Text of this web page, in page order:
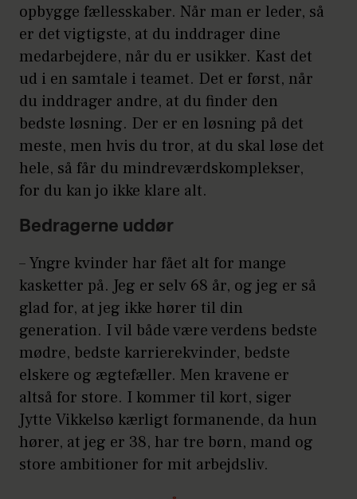
opbygge fællesskaber. Når man er leder, så
er det vigtigste, at du inddrager dine
medarbejdere, når du er usikker. Kast det
ud i en samtale i teamet. Det er først, når
du inddrager andre, at du finder den
bedste løsning. Der er en løsning på det
meste, men hvis du tror, at du skal løse det
hele, så får du mindreværdskomplekser,
for du kan jo ikke klare alt.
Bedragerne uddør
– Yngre kvinder har fået alt for mange
kasketter på. Jeg er selv 68 år, og jeg er så
glad for, at jeg ikke hører til din
generation. I vil både være verdens bedste
mødre, bedste karrierekvinder, bedste
elskere og ægtefæller. Men kravene er
altså for store. I kommer til kort, siger
Jytte Vikkelsø kærligt formanende, da hun
hører, at jeg er 38, har tre børn, mand og
store ambitioner for mit arbejdsliv.